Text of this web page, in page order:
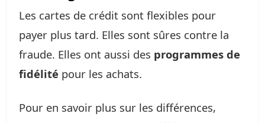
Les cartes de crédit sont flexibles pour
payer plus tard. Elles sont sûres contre la
fraude. Elles ont aussi des programmes de
fidélité pour les achats.
Pour en savoir plus sur les différences,